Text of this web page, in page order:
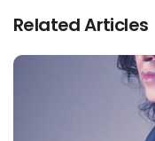
Related Articles